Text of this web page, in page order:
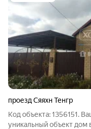
проезд Сяяхн Тенгр
Код объекта: 1356151.
уникальный объект дом в Элисте, по адресу проезд Сяяхн